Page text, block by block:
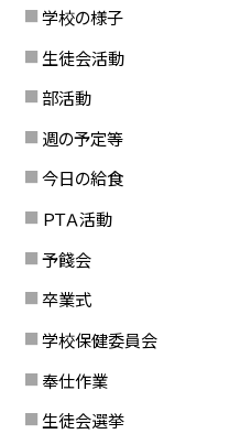
学校の様子
生徒会活動
部活動
週の予定等
今日の給食
ＰＴＡ活動
予餞会
卒業式
学校保健委員会
奉仕作業
生徒会選挙